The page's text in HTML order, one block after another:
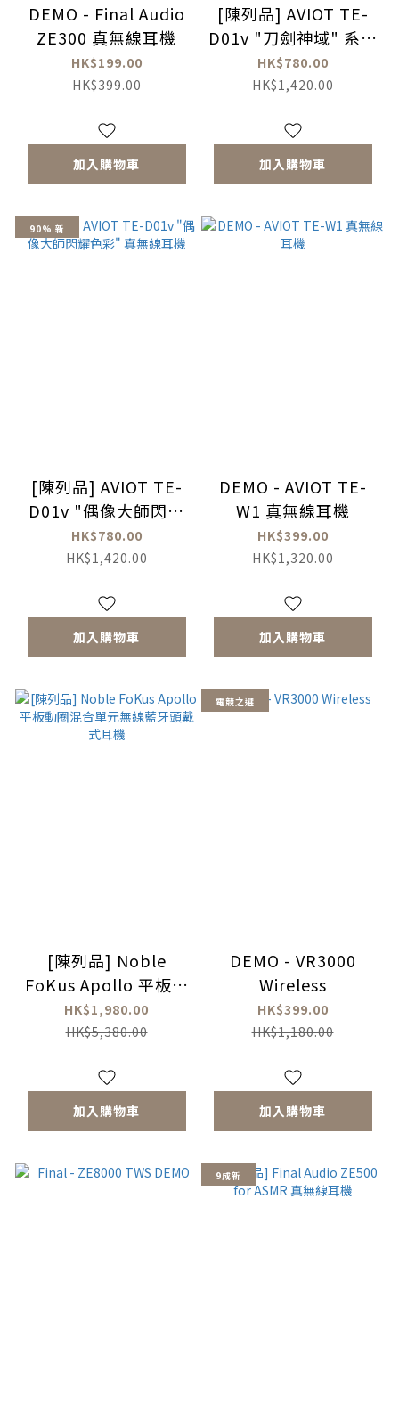
DEMO - Final Audio
ZE300 真無線耳機
HK$199.00
HK$399.00
加入購物車
[陳列品] AVIOT TE-
D01v "刀劍神域" 系列
無線藍牙耳機
HK$780.00
HK$1,420.00
加入購物車
90% 新
[陳列品] AVIOT TE-
D01v "偶像大師閃耀
色彩" 真無線耳機
HK$780.00
HK$1,420.00
加入購物車
DEMO - AVIOT TE-
W1 真無線耳機
HK$399.00
HK$1,320.00
加入購物車
[陳列品] Noble
FoKus Apollo 平板動
圈混合單元無線藍牙頭
戴式耳機
HK$1,980.00
HK$5,380.00
加入購物車
電競之選
DEMO - VR3000
Wireless
HK$399.00
HK$1,180.00
加入購物車
9成新